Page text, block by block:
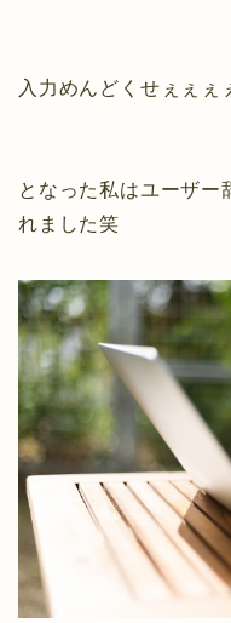
入力めんどくせぇぇぇ
となった私はユーザー
れました笑